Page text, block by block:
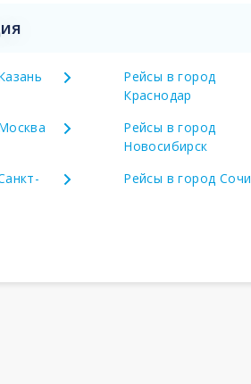
Рейсы в город
Краснодар
Рейсы в город
Новосибирск
Рейсы в город Сочи